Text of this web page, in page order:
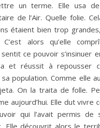
un terme. Elle usa
de l’Air. Quelle folie.
étaient bien trop
alors qu’elle
ce pouvoir s’insinuer
et réussit à repousser
population. Comme elle
On la traita de folle.
aujourd’hui. Elle dut vivre
qui l’avait permis de